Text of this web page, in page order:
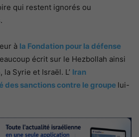
qui restent ignorés ou
à la Fondation pour la défense
écrit sur le Hezbollah ainsi
la Syrie et Israël. L’ Iran
des sanctions contre le groupe lui-